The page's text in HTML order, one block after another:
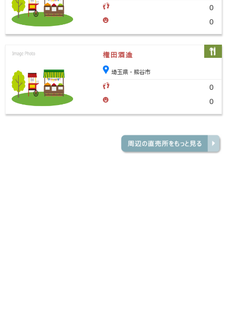
0
0
権田酒造
埼玉県・熊谷市
0
0